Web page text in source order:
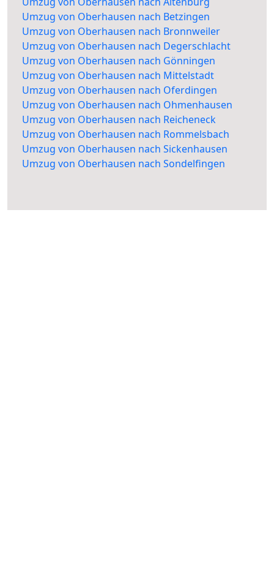
Umzug von Oberhausen nach Betzingen
Umzug von Oberhausen nach Bronnweiler
Umzug von Oberhausen nach Degerschlacht
Umzug von Oberhausen nach Gönningen
Umzug von Oberhausen nach Mittelstadt
Umzug von Oberhausen nach Oferdingen
Umzug von Oberhausen nach Ohmenhausen
Umzug von Oberhausen nach Reicheneck
Umzug von Oberhausen nach Rommelsbach
Umzug von Oberhausen nach Sickenhausen
Umzug von Oberhausen nach Sondelfingen